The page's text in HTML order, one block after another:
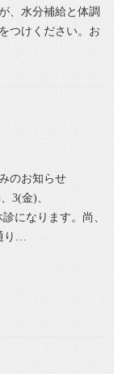
、水分補給と体調
つけください。お
のお知らせ
3(金)、
になります。尚、
り…